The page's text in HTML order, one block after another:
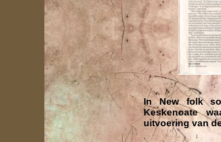
In New folk
Keskenoate
uitvoering van